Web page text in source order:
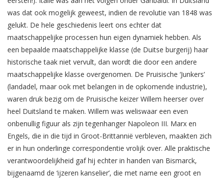
was dat ook mogelijk geweest, indien de revolutie van 1848 was
gelukt. De hele geschiedenis leert ons echter dat
maatschappelijke processen hun eigen dynamiek hebben. Als
een bepaalde maatschappelijke klasse (de Duitse burgerij) haar
historische taak niet vervult, dan wordt die door een andere
maatschappelijke klasse overgenomen. De Pruisische ‘Junkers’
(landadel, maar ook met belangen in de opkomende industrie),
waren druk bezig om de Pruisische keizer Willem heerser over
heel Duitsland te maken. Willem was weliswaar een even
onbenullig figuur als zijn tegenhanger Napoleon III. Marx en
Engels, die in die tijd in Groot-Brittannië verbleven, maakten zich
er in hun onderlinge correspondentie vrolijk over. Alle praktische
verantwoordelijkheid gaf hij echter in handen van Bismarck,
bijgenaamd de ‘ijzeren kanselier’, die met name een groot en